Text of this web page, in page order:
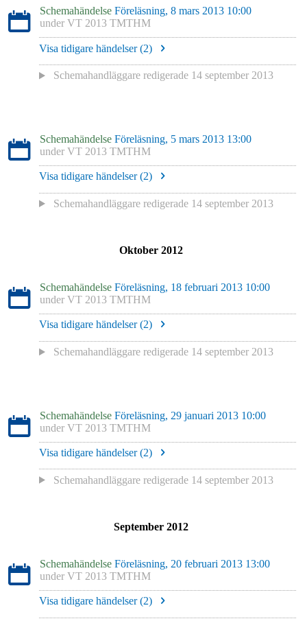
Schemahändelse Föreläsning, 8 mars 2013 10:00
under VT 2013 TMTHM
Visa tidigare händelser (2)
Schemahandläggare redigerade 14 september 2013
Schemahändelse Föreläsning, 5 mars 2013 13:00
under VT 2013 TMTHM
Visa tidigare händelser (2)
Schemahandläggare redigerade 14 september 2013
Oktober 2012
Schemahändelse Föreläsning, 18 februari 2013 10:00
under VT 2013 TMTHM
Visa tidigare händelser (2)
Schemahandläggare redigerade 14 september 2013
Schemahändelse Föreläsning, 29 januari 2013 10:00
under VT 2013 TMTHM
Visa tidigare händelser (2)
Schemahandläggare redigerade 14 september 2013
September 2012
Schemahändelse Föreläsning, 20 februari 2013 13:00
under VT 2013 TMTHM
Visa tidigare händelser (2)